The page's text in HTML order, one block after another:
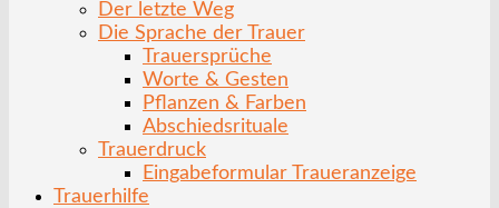
Der letzte Weg
Die Sprache der Trauer
Trauersprüche
Worte & Gesten
Pflanzen & Farben
Abschiedsrituale
Trauerdruck
Eingabeformular Traueranzeige
Trauerhilfe